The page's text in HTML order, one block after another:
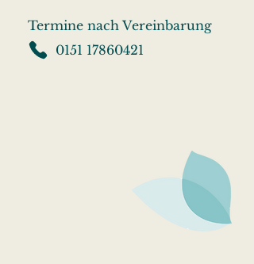
Termine nach Vereinbarung
0151 17860421